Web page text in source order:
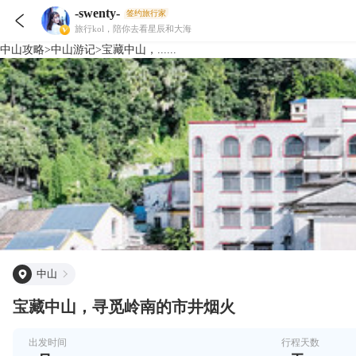
 -swenty- 签约旅行家
旅行kol，陪你去看星辰和大海
中山攻略>中山游记>宝藏中山，......
中山
宝藏中山，寻觅岭南的市井烟火
出发时间 行程天数